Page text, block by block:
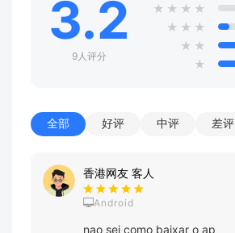
3.2
9人评分
★ ★ ★ ★
★ ★ ★
★ ★
★
全部 好评 中评 差评
香港网友 客人
Android
nao sei como baixar o ap